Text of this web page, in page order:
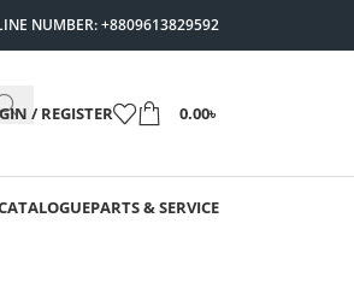
NUMBER: +8809613829592
/ REGISTER 0.00৳
PARTS & SERVICE